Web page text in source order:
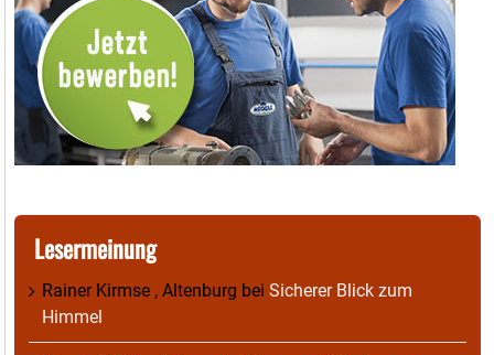
Lesermeinung
Rainer Kirmse , Altenburg bei Sicherer Blick zum
Himmel